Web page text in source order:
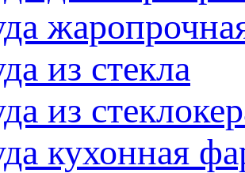
из стекла
из
кухонная